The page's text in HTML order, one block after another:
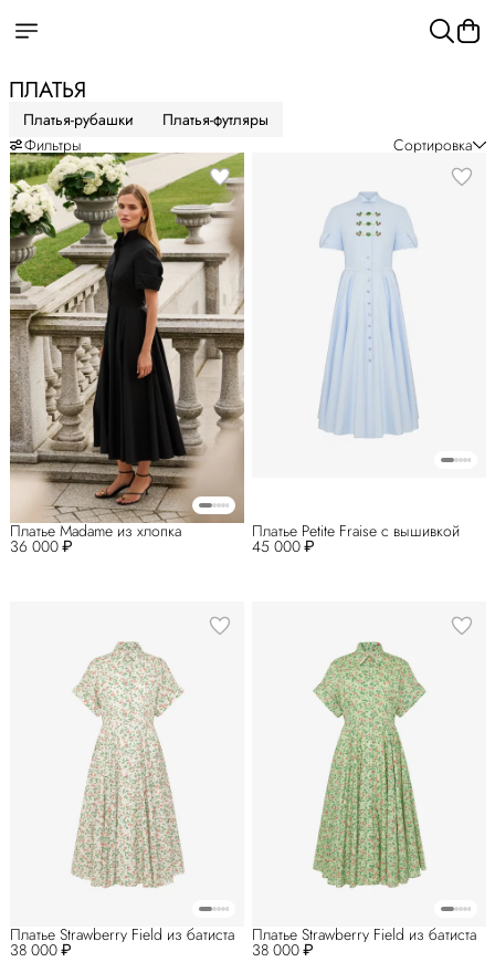
ПЛАТЬЯ
Платья-рубашки
Платья-футляры
Фильтры
Сортировка
36 000 ₽
Платье Madame из хлопка
45 000 ₽
Платье Petite Fraise с вышивкой
38 000 ₽
Платье Strawberry Field из батиста
38 000 ₽
Платье Strawberry Field из батиста